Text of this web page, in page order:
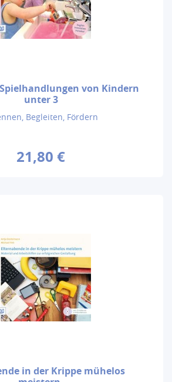
von Kindern
unter 3
Begleiten, Fördern
21,80 €
in der Krippe mühelos